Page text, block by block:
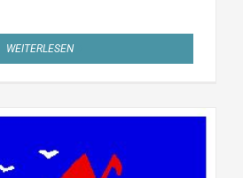
WEITERLESEN